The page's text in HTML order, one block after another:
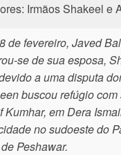
Irmãos Shakeel e
de fevereiro, Javed
se de sua esposa,
a uma disputa
buscou refúgio com
Kumhar, em Dera
no sudoeste do
Peshawar.